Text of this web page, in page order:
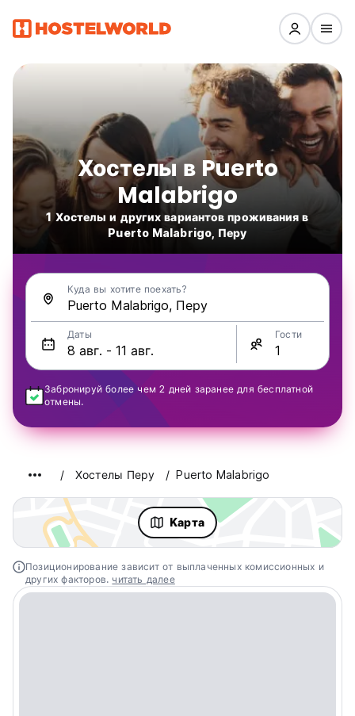
Хостелы в Puerto
Malabrigo
1 Хостелы и других вариантов проживания в
Puerto Malabrigo, Перу
Куда вы хотите поехать?
Даты Гости
Забронируй более чем 2 дней заранее для бесплатной
отмены.
Хостелы Перу Puerto Malabrigo
Kарта
Позиционирование зависит от выплаченных комиссионных и
других факторов. читать далее